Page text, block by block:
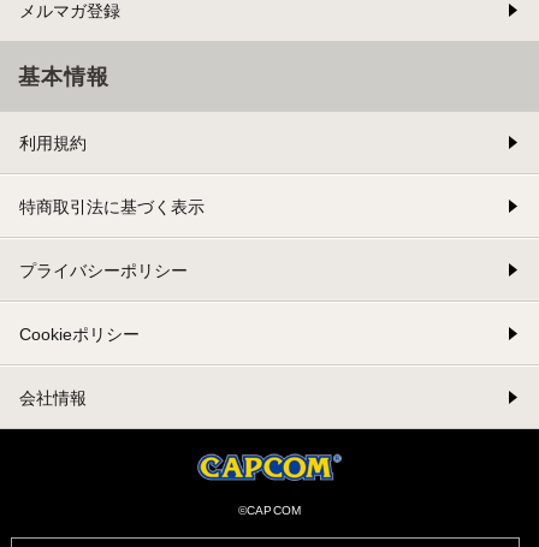
メルマガ登録
基本情報
利用規約
特商取引法に基づく表示
プライバシーポリシー
Cookieポリシー
会社情報
©CAPCOM